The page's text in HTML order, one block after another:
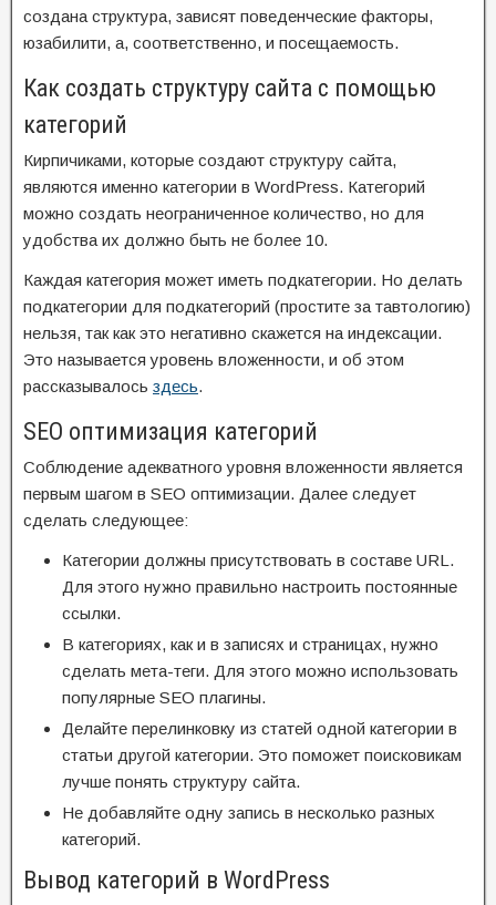
создана структура, зависят поведенческие факторы,
юзабилити, а, соответственно, и посещаемость.
Как создать структуру сайта с помощью
категорий
Кирпичиками, которые создают структуру сайта,
являются именно категории в WordPress. Категорий
можно создать неограниченное количество, но для
удобства их должно быть не более 10.
Каждая категория может иметь подкатегории. Но делать
подкатегории для подкатегорий (простите за тавтологию)
нельзя, так как это негативно скажется на индексации.
Это называется уровень вложенности, и об этом
рассказывалось здесь.
SEO оптимизация категорий
Соблюдение адекватного уровня вложенности является
первым шагом в SEO оптимизации. Далее следует
сделать следующее:
Категории должны присутствовать в составе URL.
Для этого нужно правильно настроить постоянные
ссылки.
В категориях, как и в записях и страницах, нужно
сделать мета-теги. Для этого можно использовать
популярные SEO плагины.
Делайте перелинковку из статей одной категории в
статьи другой категории. Это поможет поисковикам
лучше понять структуру сайта.
Не добавляйте одну запись в несколько разных
категорий.
Вывод категорий в WordPress